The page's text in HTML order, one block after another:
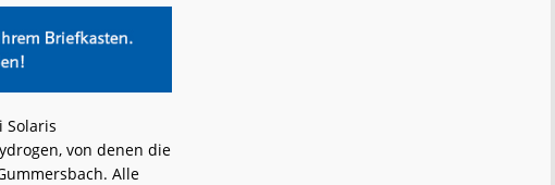
Solaris
von denen die
Alle